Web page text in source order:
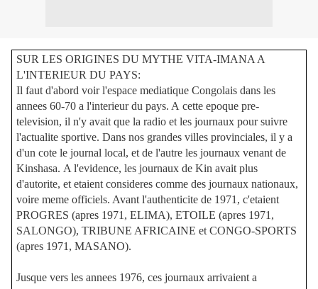
SUR LES ORIGINES DU MYTHE VITA-IMANA A
L'INTERIEUR DU PAYS:
Il faut d'abord voir l'espace mediatique Congolais dans les
annees 60-70 a l'interieur du pays. A cette epoque pre-
television, il n'y avait que la radio et les journaux pour suivre
l'actualite sportive. Dans nos grandes villes provinciales, il y a
d'un cote le journal local, et de l'autre les journaux venant de
Kinshasa. A l'evidence, les journaux de Kin avait plus
d'autorite, et etaient consideres comme des journaux nationaux,
voire meme officiels. Avant l'authenticite de 1971, c'etaient
PROGRES (apres 1971, ELIMA), ETOILE (apres 1971,
SALONGO), TRIBUNE AFRICAINE et CONGO-SPORTS
(apres 1971, MASANO).
Jusque vers les annees 1976, ces journaux arrivaient a